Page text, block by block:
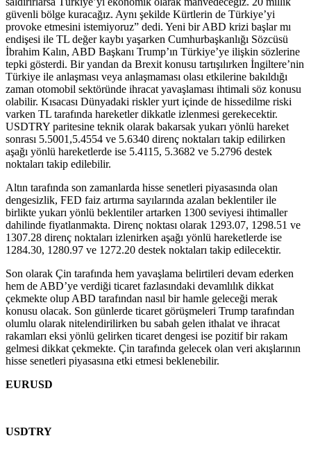
güvenli bölge kuracağız. Aynı şekilde Kürtlerin de Türkiye’yi
provoke etmesini istemiyoruz” dedi. Yeni bir ABD krizi başlar mı
endişesi ile TL değer kaybı yaşarken Cumhurbaşkanlığı Sözcüsü
İbrahim Kalın, ABD Başkanı Trump’ın Türkiye’ye ilişkin sözlerine
tepki gösterdi. Bir yandan da Brexit konusu tartışılırken İngiltere’nin
Türkiye ile anlaşması veya anlaşmaması olası etkilerine bakıldığı
zaman otomobil sektöründe ihracat yavaşlaması ihtimali söz konusu
olabilir. Kısacası Dünyadaki riskler yurt içinde de hissedilme riski
varken TL tarafında hareketler dikkatle izlenmesi gerekecektir.
USDTRY paritesine teknik olarak bakarsak yukarı yönlü hareket
sonrası 5.5001,5.4554 ve 5.6340 direnç noktaları takip edilirken
aşağı yönlü hareketlerde ise 5.4115, 5.3682 ve 5.2796 destek
noktaları takip edilebilir.
Altın tarafında son zamanlarda hisse senetleri piyasasında olan
dengesizlik, FED faiz artırma sayılarında azalan beklentiler ile
birlikte yukarı yönlü beklentiler artarken 1300 seviyesi ihtimaller
dahilinde fiyatlanmakta. Direnç noktası olarak 1293.07, 1298.51 ve
1307.28 direnç noktaları izlenirken aşağı yönlü hareketlerde ise
1284.30, 1280.97 ve 1272.20 destek noktaları takip edilecektir.
Son olarak Çin tarafında hem yavaşlama belirtileri devam ederken
hem de ABD’ye verdiği ticaret fazlasındaki devamlılık dikkat
çekmekte olup ABD tarafından nasıl bir hamle geleceği merak
konusu olacak. Son günlerde ticaret görüşmeleri Trump tarafından
olumlu olarak nitelendirilirken bu sabah gelen ithalat ve ihracat
rakamları eksi yönlü gelirken ticaret dengesi ise pozitif bir rakam
gelmesi dikkat çekmekte. Çin tarafında gelecek olan veri akışlarının
hisse senetleri piyasasına etki etmesi beklenebilir.
EURUSD
USDTRY